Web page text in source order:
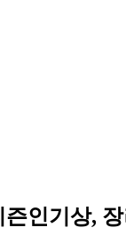
인기상,